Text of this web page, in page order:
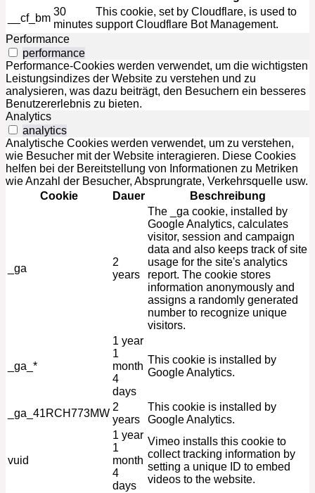
__cf_bm
30
minutes
This cookie, set by Cloudflare, is used to
support Cloudflare Bot Management.
Performance
performance
Performance-Cookies werden verwendet, um die wichtigsten
Leistungsindizes der Website zu verstehen und zu
analysieren, was dazu beiträgt, den Besuchern ein besseres
Benutzererlebnis zu bieten.
Analytics
analytics
Analytische Cookies werden verwendet, um zu verstehen,
wie Besucher mit der Website interagieren. Diese Cookies
helfen bei der Bereitstellung von Informationen zu Metriken
wie Anzahl der Besucher, Absprungrate, Verkehrsquelle usw.
Cookie
Dauer Beschreibung
_ga
2
years
The _ga cookie, installed by
Google Analytics, calculates
visitor, session and campaign
data and also keeps track of site
usage for the site's analytics
report. The cookie stores
information anonymously and
assigns a randomly generated
number to recognize unique
visitors.
_ga_*
1 year
1
month
4
days
This cookie is installed by
Google Analytics.
_ga_41RCH773MW
2
years
This cookie is installed by
Google Analytics.
vuid
1 year
1
month
4
days
Vimeo installs this cookie to
collect tracking information by
setting a unique ID to embed
videos to the website.